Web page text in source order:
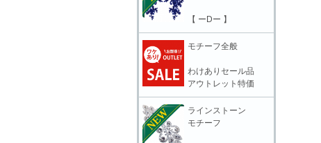
【 ーDー 】
モチーフ全般
わけありセール品
アウトレット特価
ラインストーン
モチーフ